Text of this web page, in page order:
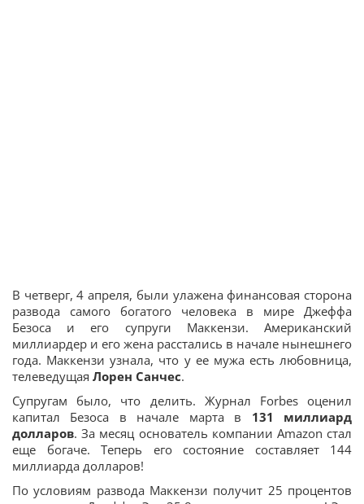
В четверг, 4 апреля, были улажена финансовая сторона
развода самого богатого человека в мире Джеффа
Безоса и его супруги Маккензи. Американский
миллиардер и его жена расстались в начале нынешнего
года. Маккензи узнала, что у ее мужа есть любовница,
телеведущая Лорен Санчес.
Супругам было, что делить. Журнал Forbes оценил
капитал Безоса в начале марта в 131 миллиард
долларов. За месяц основатель компании Amazon стал
еще богаче. Теперь его состояние составляет 144
миллиарда долларов!
По условиям развода Маккензи получит 25 процентов